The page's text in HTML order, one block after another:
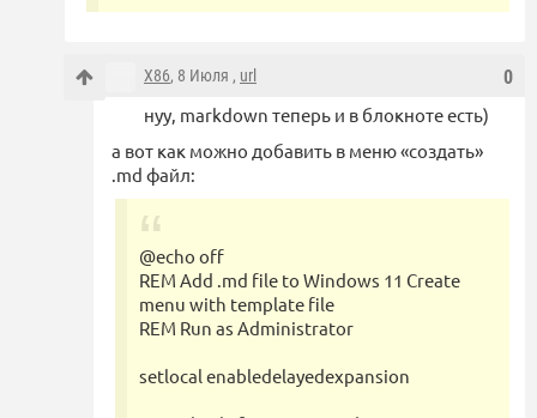
0
X86, 8 Июля , url
нуу, markdown теперь и в блокноте есть)
а вот как можно добавить в меню «создать»
.md файл:
@echo off
REM Add .md file to Windows 11 Create
menu with template file
REM Run as Administrator
setlocal enabledelayedexpansion